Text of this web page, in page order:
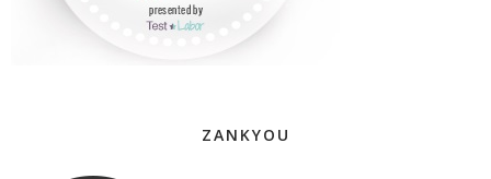
ZANKYOU